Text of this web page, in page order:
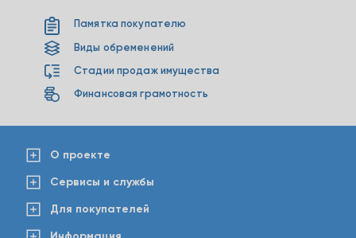
Памятка покупателю
Виды обременений
Стадии продаж имущества
Финансовая грамотность
О проекте
Сервисы и службы
Для покупателей